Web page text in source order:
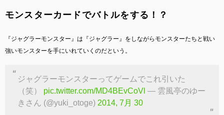
モンスターカードでバトルをする！？
『ジャグラーモンスター』は『ジャグラー』をしながらモンスターたちと戦い
強いモンスターを手にいれていくのだという。
ジャグラーモンスターってゲームでこれ引いた
（笑） pic.twitter.com/MD4BEvCoVl — 雲風亭のゆー
きさん (@yuki_otoge) 2014, 7月 30